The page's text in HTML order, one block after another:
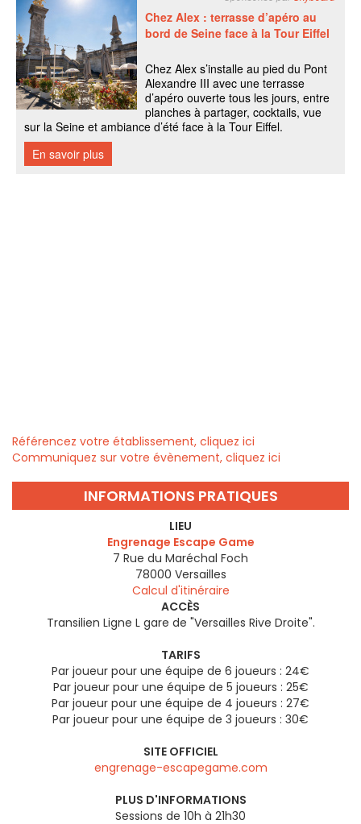
Référencez votre établissement, cliquez ici
Communiquez sur votre évènement, cliquez ici
INFORMATIONS PRATIQUES
LIEU
Engrenage Escape Game
7 Rue du Maréchal Foch
78000 Versailles
Calcul d'itinéraire
ACCÈS
Transilien Ligne L gare de "Versailles Rive Droite".
TARIFS
Par joueur pour une équipe de 6 joueurs : 24€
Par joueur pour une équipe de 5 joueurs : 25€
Par joueur pour une équipe de 4 joueurs : 27€
Par joueur pour une équipe de 3 joueurs : 30€
SITE OFFICIEL
engrenage-escapegame.com
PLUS D'INFORMATIONS
Sessions de 10h à 21h30